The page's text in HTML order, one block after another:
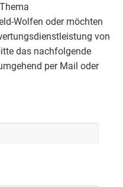
Wolfen oder möchten
von
das nachfolgende
per Mail oder